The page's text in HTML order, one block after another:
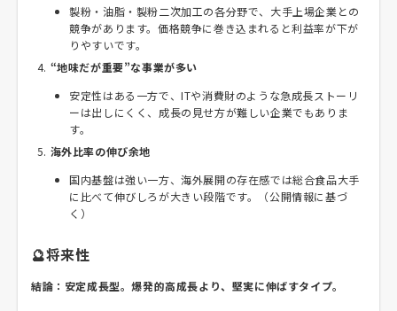
製粉・油脂・製粉二次加工の各分野で、大手上場企業との
競争があります。価格競争に巻き込まれると利益率が下が
りやすいです。
“地味だが重要”な事業が多い
安定性はある一方で、ITや消費財のような急成長ストーリ
ーは出しにくく、成長の見せ方が難しい企業でもありま
す。
海外比率の伸び余地
国内基盤は強い一方、海外展開の存在感では総合食品大手
に比べて伸びしろが大きい段階です。（公開情報に基づ
く）
🔮将来性
結論：安定成長型。爆発的高成長より、堅実に伸ばすタイプ。